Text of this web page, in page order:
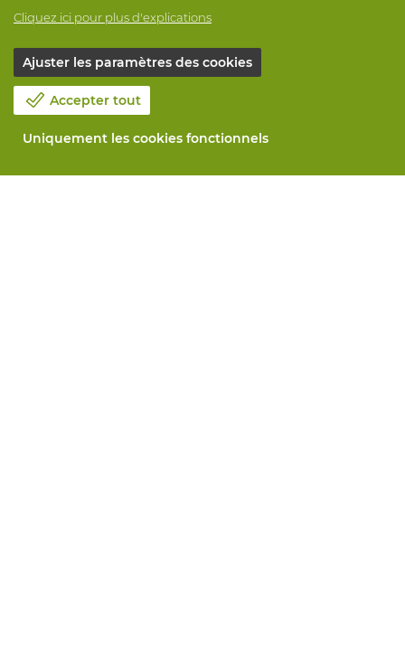
Cliquez ici pour plus d'explications
Ajuster les paramètres des cookies
Accepter tout
Uniquement les cookies fonctionnels